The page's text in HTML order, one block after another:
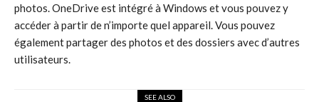
photos. OneDrive est intégré à Windows et vous pouvez y
accéder à partir de n’importe quel appareil. Vous pouvez
également partager des photos et des dossiers avec d’autres
utilisateurs.
SEE ALSO